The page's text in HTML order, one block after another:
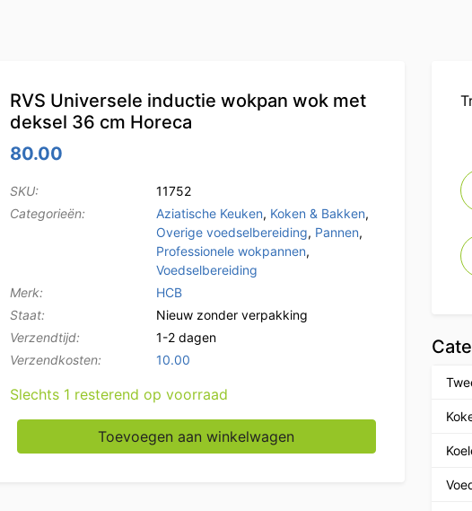
RVS Universele inductie wokpan wok met
deksel 36 cm Horeca
80.00
SKU:
11752
Categorieën:
Aziatische Keuken, Koken & Bakken,
Overige voedselbereiding, Pannen,
Professionele wokpannen,
Voedselbereiding
Merk:
HCB
Staat:
Nieuw zonder verpakking
Verzendtijd:
1-2 dagen
Verzendkosten:
10.00
Slechts 1 resterend op voorraad
RVS Universele inductie wokpan wok met deksel 36 cm Horeca
Toevoegen aan winkelwagen